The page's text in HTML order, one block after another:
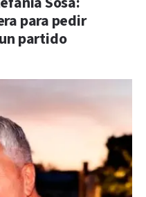
para pedir
partido